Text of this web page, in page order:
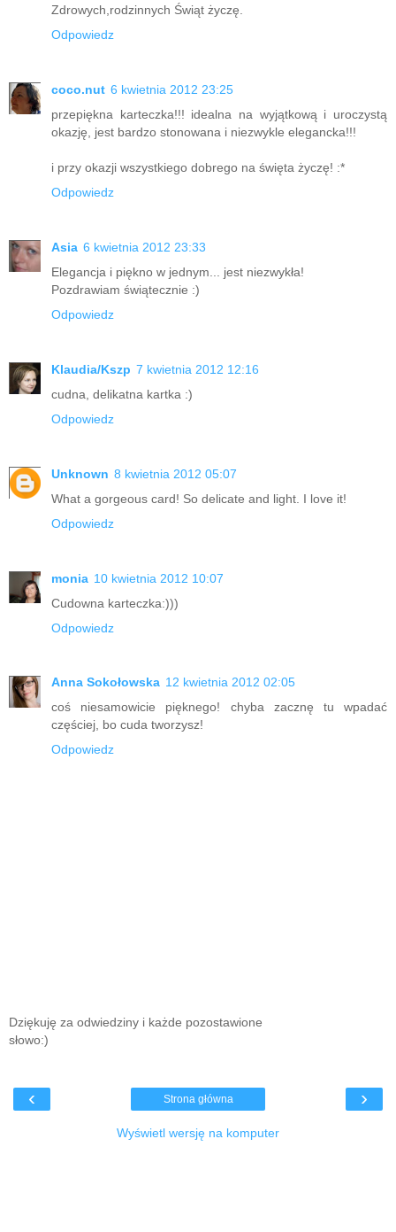
Zdrowych,rodzinnych Świąt życzę.
Odpowiedz
coco.nut 6 kwietnia 2012 23:25
przepiękna karteczka!!! idealna na wyjątkową i uroczystą
okazję, jest bardzo stonowana i niezwykle elegancka!!!
i przy okazji wszystkiego dobrego na święta życzę! :*
Odpowiedz
Asia 6 kwietnia 2012 23:33
Elegancja i piękno w jednym... jest niezwykła!
Pozdrawiam świątecznie :)
Odpowiedz
Klaudia/Kszp 7 kwietnia 2012 12:16
cudna, delikatna kartka :)
Odpowiedz
Unknown 8 kwietnia 2012 05:07
What a gorgeous card! So delicate and light. I love it!
Odpowiedz
monia 10 kwietnia 2012 10:07
Cudowna karteczka:)))
Odpowiedz
Anna Sokołowska 12 kwietnia 2012 02:05
coś niesamowicie pięknego! chyba zacznę tu wpadać
częściej, bo cuda tworzysz!
Odpowiedz
Dziękuję za odwiedziny i każde pozostawione
słowo:)
‹ ›
Strona główna
Wyświetl wersję na komputer